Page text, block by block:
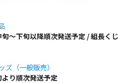
～下旬以降順次発送予定 / 組長く
ズ（一般販売）
り順次発送予定